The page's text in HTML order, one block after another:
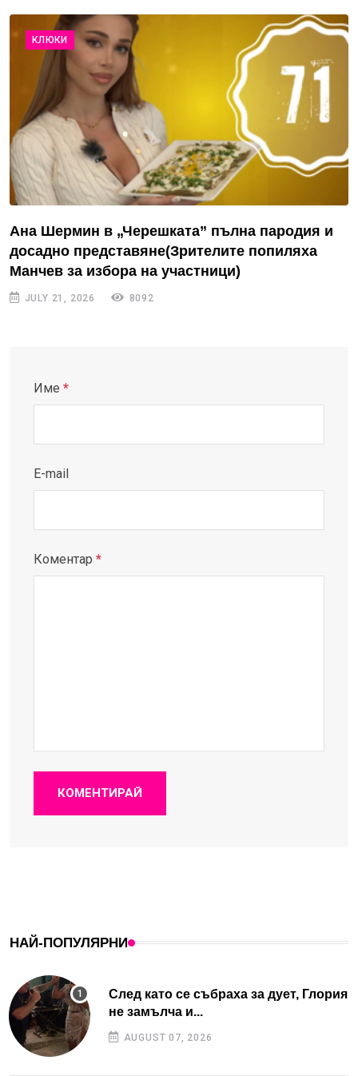
КЛЮКИ
Ана Шермин в „Черешката” пълна пародия и
досадно представяне(Зрителите попиляха
Манчев за избора на участници)
JULY 21, 2026 8092
Име *
E-mail
Коментар *
КОМЕНТИРАЙ
НАЙ-ПОПУЛЯРНИ
След като се събраха за дует, Глория
не замълча и...
AUGUST 07, 2026